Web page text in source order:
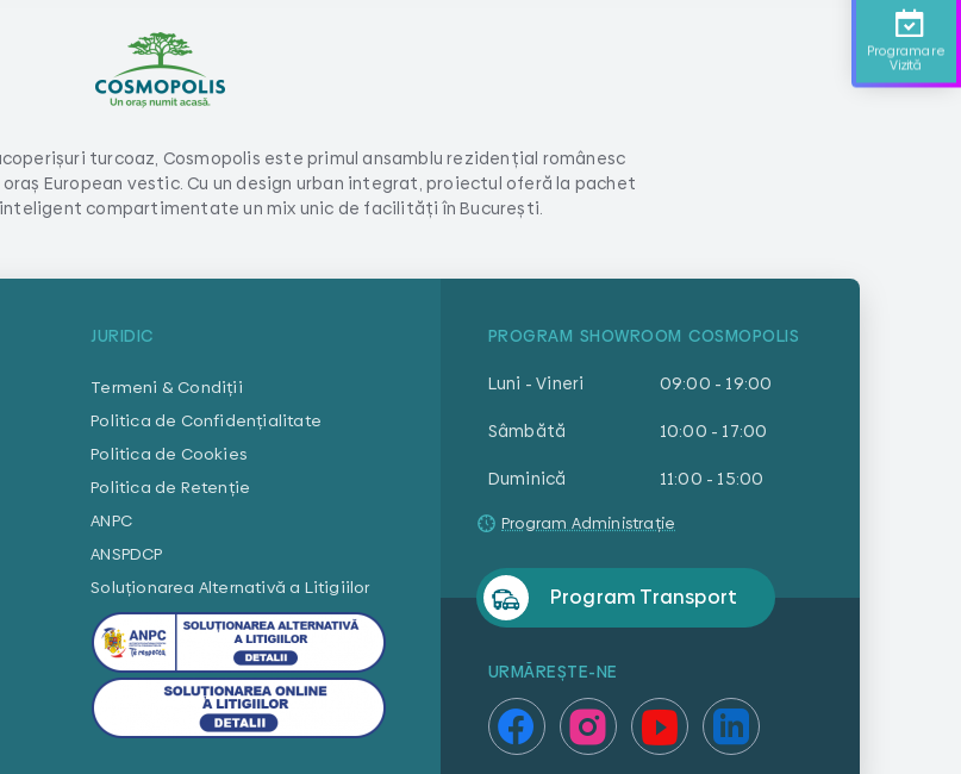
Programare
Vizită
turcoaz, Cosmopolis este primul ansamblu rezidențial românesc
European vestic. Cu un design urban integrat, proiectul oferă la pachet
compartimentate un mix unic de facilități în București.
JURIDIC
Termeni & Condiții
Politica de Confidențialitate
Politica de Cookies
Politica de Retenție
ANPC
ANSPDCP
Soluționarea Alternativă a Litigiilor
PROGRAM SHOWROOM COSMOPOLIS
Luni - Vineri
09:00 - 19:00
Sâmbătă
10:00 - 17:00
Duminică
11:00 - 15:00
Program Administrație
Program Transport
URMĂREȘTE-NE